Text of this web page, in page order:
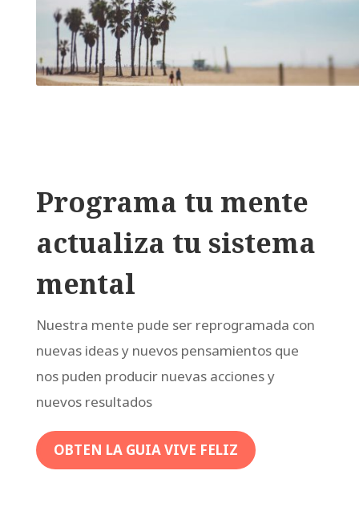
Programa tu mente
actualiza tu sistema
mental
Nuestra mente pude ser reprogramada con
nuevas ideas y nuevos pensamientos que
nos puden producir nuevas acciones y
nuevos resultados
OBTEN LA GUIA VIVE FELIZ